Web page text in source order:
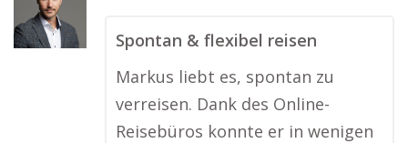
Spontan & flexibel reisen
Markus liebt es, spontan zu
verreisen. Dank des Online-
Reisebüros konnte er in wenigen